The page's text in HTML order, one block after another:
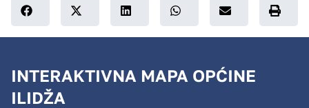
INTERAKTIVNA MAPA OPĆINE
ILIDŽA